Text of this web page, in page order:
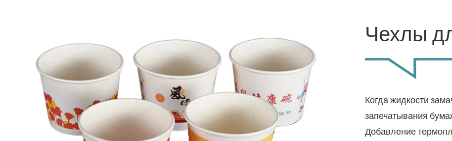
Чехлы
Когда жидкости
запечатывания
Добавление